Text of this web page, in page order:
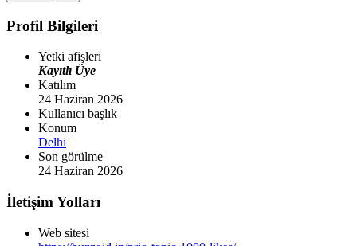
Profil Bilgileri
Yetki afişleri
Kayıtlı Üye
Katılım
24 Haziran 2026
Kullanıcı başlık
Konum
Delhi
Son görülme
24 Haziran 2026
İletişim Yolları
Web sitesi